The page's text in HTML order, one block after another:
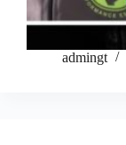
admingt